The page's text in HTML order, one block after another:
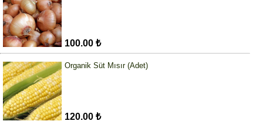
100.00 ₺
Organik Süt Mısır (Adet)
120.00 ₺